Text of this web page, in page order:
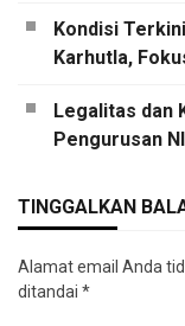
Kondisi
Karhutla,
Legalitas dan
Pengurusan
TINGGALKAN
Alamat email Anda
ditandai *